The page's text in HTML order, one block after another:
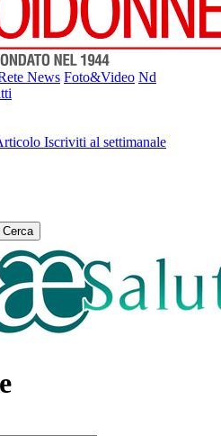
News Foto&Video Nd
Iscriviti al settimanale